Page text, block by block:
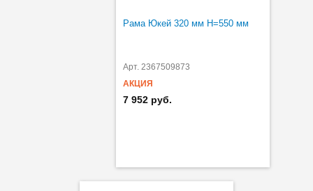
Рама Юкей 320 мм H=550 мм
Арт. 2367509873
АКЦИЯ
7 952 руб.